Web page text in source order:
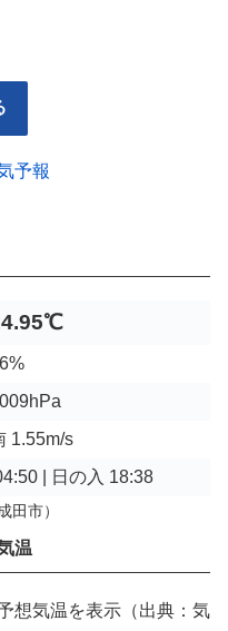
予報
1.55m/s
| 日の入 18:38
田市）
温
想気温を表示（出典：気